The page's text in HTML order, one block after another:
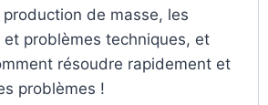
de masse, les
problèmes techniques, et
résoudre rapidement et
problèmes !